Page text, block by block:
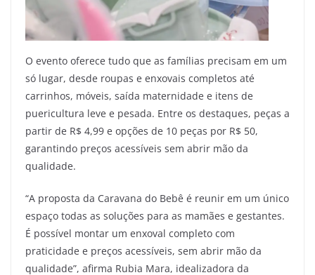
O evento oferece tudo que as famílias precisam em um
só lugar, desde roupas e enxovais completos até
carrinhos, móveis, saída maternidade e itens de
puericultura leve e pesada. Entre os destaques, peças a
partir de R$ 4,99 e opções de 10 peças por R$ 50,
garantindo preços acessíveis sem abrir mão da
qualidade.
“A proposta da Caravana do Bebê é reunir em um único
espaço todas as soluções para as mamães e gestantes.
É possível montar um enxoval completo com
praticidade e preços acessíveis, sem abrir mão da
qualidade”, afirma Rubia Mara, idealizadora da